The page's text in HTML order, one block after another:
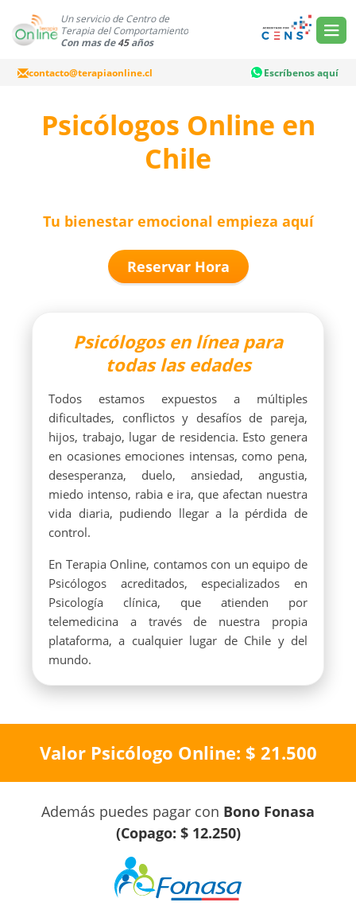
Un servicio de Centro de
Terapia del Comportamiento
Con mas de45años
contacto@terapiaonline.cl Escríbenos aquí
Psicólogos Online en
Chile
Tu bienestar emocional empieza aquí
Reservar Hora
Psicólogos en línea para
todas las edades
Todos estamos expuestos a múltiples
dificultades, conflictos y desafíos de pareja,
hijos, trabajo, lugar de residencia. Esto genera
en ocasiones emociones intensas, como pena,
desesperanza, duelo, ansiedad, angustia,
miedo intenso, rabia e ira, que afectan nuestra
vida diaria, pudiendo llegar a la pérdida de
control.
En Terapia Online, contamos con un equipo de
Psicólogos acreditados, especializados en
Psicología clínica, que atienden por
telemedicina a través de nuestra propia
plataforma, a cualquier lugar de Chile y del
mundo.
Valor Psicólogo Online: $ 21.500
Además puedes pagar con Bono Fonasa
(Copago: $ 12.250)